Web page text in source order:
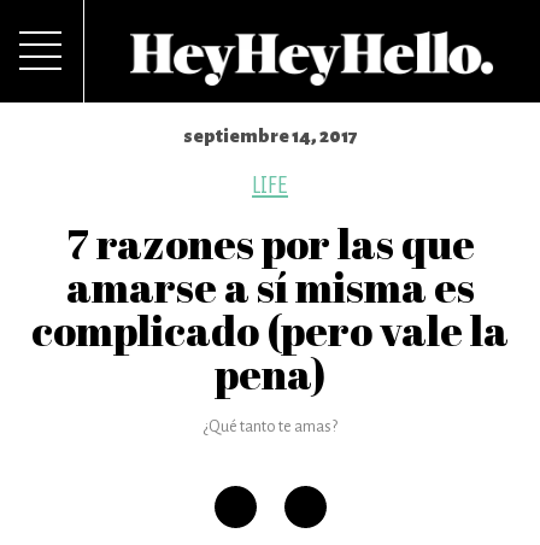
septiembre 14, 2017
LIFE
7 razones por las que
amarse a sí misma es
complicado (pero vale la
pena)
¿Qué tanto te amas?